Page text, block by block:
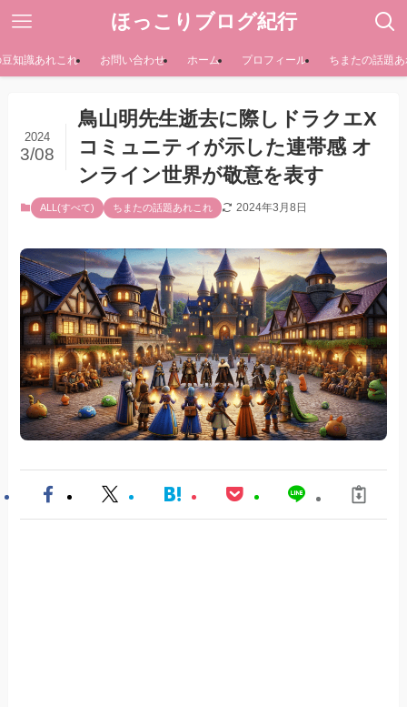
ほっこりブログ紀行
知識あれこれ お問い合わせ ホーム プロフィール ちまたの話題
鳥山明先生逝去に際しドラクエX
コミュニティが示した連帯感 オ
ンライン世界が敬意を表す
2024
3/08
ALL(すべて) ちまたの話題あれこれ 2024年3月8日